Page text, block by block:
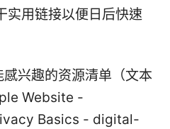
实用链接以便日后快速
兴趣的资源清单（文本
Website -
Basics - digital-